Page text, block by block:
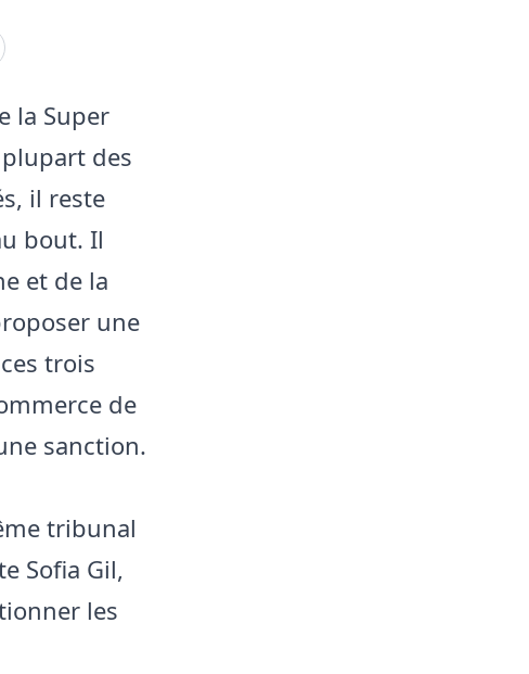
la Super
des
il reste
bout. Il
et de la
une
trois
de
sanction.
tribunal
Sofia Gil,
les